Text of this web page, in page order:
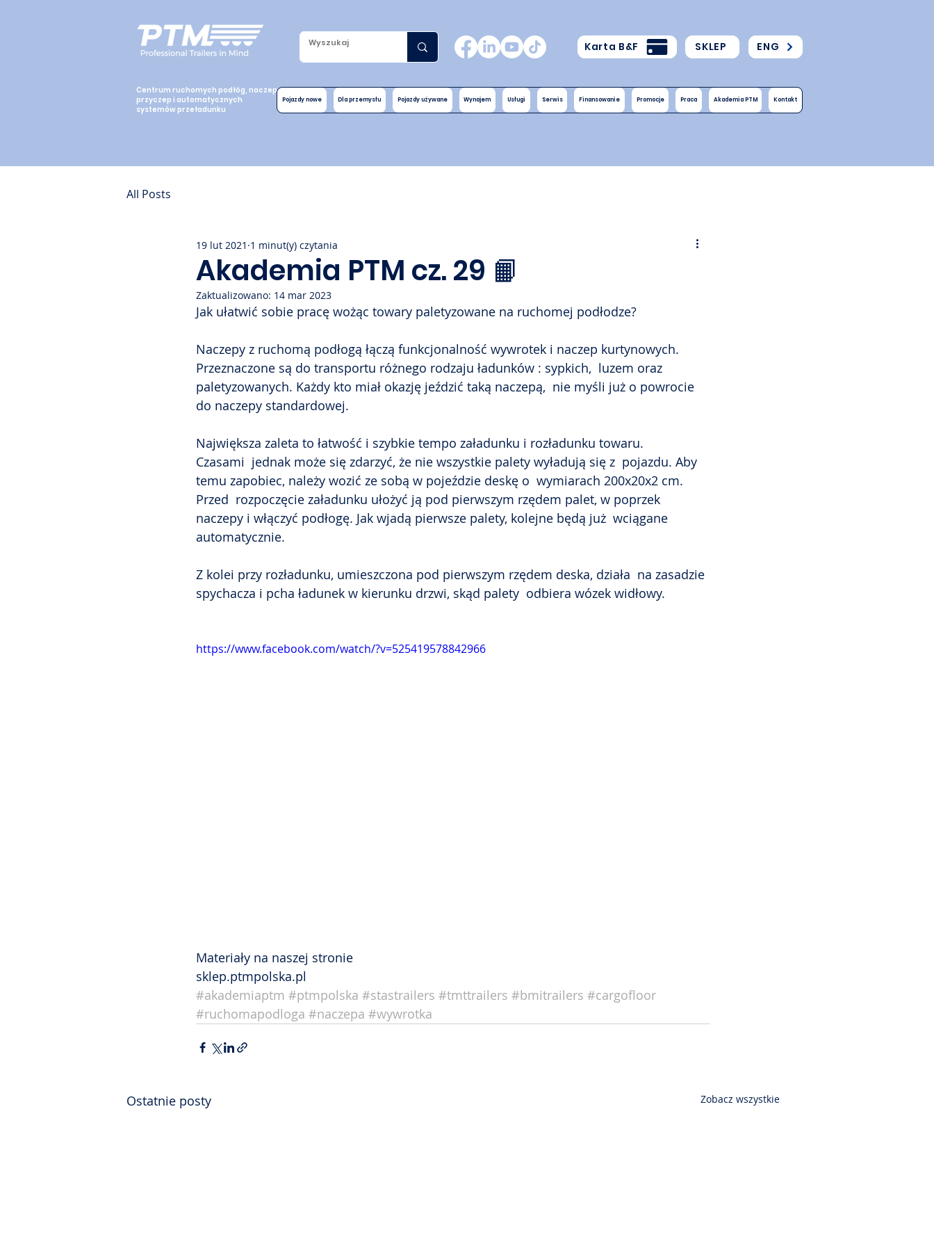
SKLEP ENG
Karta B&F
Centrum ruchomych podłóg, naczep,
przyczep i automatycznych
systemów przeładunku
Pojazdy nowe Dla przemysłu Pojazdy używane Wynajem Usługi Serwis Finansowanie Promocje Praca Akademia PTM Kontakt
All Posts
Akademia PTM cz. 29 📙
19 lut 2021 1 minut(y) czytania
Zaktualizowano: 14 mar 2023
Jak ułatwić sobie pracę wożąc towary paletyzowane na ruchomej podłodze?
Naczepy z ruchomą podłogą łączą funkcjonalność wywrotek i naczep kurtynowych.
Przeznaczone są do transportu różnego rodzaju ładunków : sypkich,  luzem oraz
paletyzowanych. Każdy kto miał okazję jeździć taką naczepą,  nie myśli już o powrocie
do naczepy standardowej.
Największa zaleta to łatwość i szybkie tempo załadunku i rozładunku towaru.
Czasami  jednak może się zdarzyć, że nie wszystkie palety wyładują się z  pojazdu. Aby
temu zapobiec, należy wozić ze sobą w pojeździe deskę o  wymiarach 200x20x2 cm.
Przed  rozpoczęcie załadunku ułożyć ją pod pierwszym rzędem palet, w poprzek
naczepy i włączyć podłogę. Jak wjadą pierwsze palety, kolejne będą już  wciągane
automatycznie.
Z kolei przy rozładunku, umieszczona pod pierwszym rzędem deska, działa  na zasadzie
spychacza i pcha ładunek w kierunku drzwi, skąd palety  odbiera wózek widłowy.
https://www.facebook.com/watch/?v=525419578842966
Materiały na naszej stronie
sklep.ptmpolska.pl
#akademiaptm #ptmpolska #stastrailers #tmttrailers #bmitrailers #cargofloor
#ruchomapodloga #naczepa #wywrotka
Ostatnie posty Zobacz wszystkie